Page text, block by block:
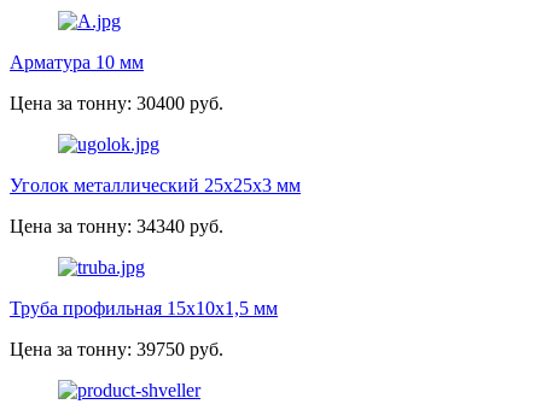
Арматура 10 мм
Цена за тонну: 30400 руб.
Уголок металлический 25х25х3 мм
Цена за тонну: 34340 руб.
Труба профильная 15х10х1,5 мм
Цена за тонну: 39750 руб.